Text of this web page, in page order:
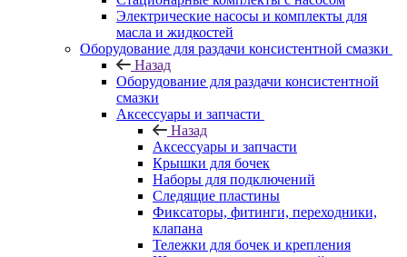
Электрические насосы и комплекты для
масла и жидкостей
Оборудование для раздачи консистентной смазки
Назад
Оборудование для раздачи консистентной
смазки
Аксессуары и запчасти
Назад
Аксессуары и запчасти
Крышки для бочек
Наборы для подключений
Следящие пластины
Фиксаторы, фитинги, переходники,
клапана
Тележки для бочек и крепления